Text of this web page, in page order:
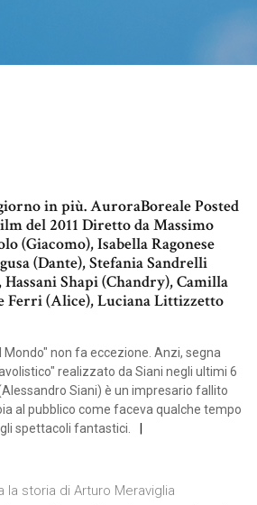
in più. AuroraBoreale Posted
del 2011 Diretto da Massimo
(Giacomo), Isabella Ragonese
(Dante), Stefania Sandrelli
Shapi (Chandry), Camilla
Ferri (Alice), Luciana Littizzetto
Mondo" non fa eccezione. Anzi, segna
realizzato da Siani negli ultimi 6
Siani) è un impresario fallito
al pubblico come faceva qualche tempo
spettacoli fantastici.
la storia di Arturo Meraviglia